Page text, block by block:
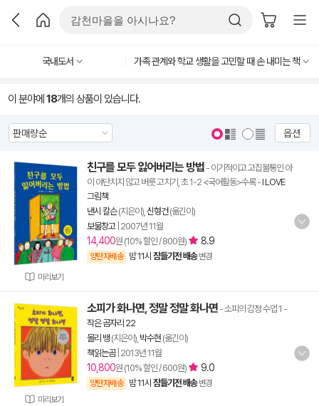
국내도서 가족 관계와 학교 생활을 고민할 때 손 내미는 책
이 분야에 18개의 상품이 있습니다.
옵션
미리보기
친구를 모두 잃어버리는 방법 - 이기적이고 고집불통인 아
이 야단치지 않고 버릇 고치기, 초 1-2 <국어활동>수록-I LOVE
그림책
낸시 칼슨(지은이), 신형건(옮긴이)
보물창고| 2007년 11월
14,400원 (10% 할인 / 800원) 8.9
양탄자배송 밤 11시 잠들기전 배송 변경
미리보기
소피가 화나면, 정말 정말 화나면 - 소피의 감정 수업 1 -
작은 곰자리 22
몰리 뱅(지은이), 박수현 (옮긴이)
책읽는곰| 2013년 11월
10,800원 (10% 할인 / 600원) 9.0
양탄자배송 밤 11시 잠들기전 배송 변경